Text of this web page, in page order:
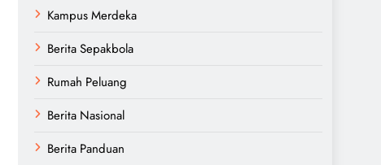
Kampus Merdeka
Berita Sepakbola
Rumah Peluang
Berita Nasional
Berita Panduan